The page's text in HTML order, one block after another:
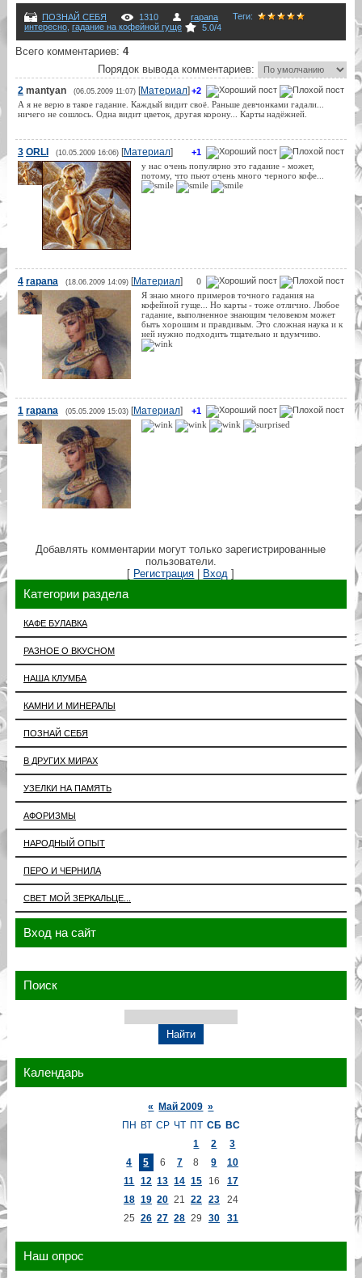
ПОЗНАЙ СЕБЯ 1310 rapana Теги:
интересно, гадание на кофейной гуще 5.0/4
Всего комментариев: 4
Порядок вывода комментариев:
+2
2 mantyan (06.05.2009 11:07)[Материал]
А я не верю в такое гадание. Каждый видит своё. Раньше девчонками гадали...
ничего не сошлось. Одна видит цветок, другая корону... Карты надёжней.
+1
3 ORLI (10.05.2009 16:06)[Материал]
у нас очень популярно это гадание - может,
потому, что пьют очень много черного кофе...
0
4 rapana (18.06.2009 14:09)[Материал]
Я знаю много примеров точного гадания на
кофейной гуще... Но карты - тоже отлично. Любое
гадание, выполненное знающим человеком может
быть хорошим и правдивым. Это сложная наука и к
ней нужно подходить тщательно и вдумчиво.
+1
1 rapana (05.05.2009 15:03)[Материал]
Добавлять комментарии могут только зарегистрированные
пользователи.
[ Регистрация | Вход ]
Категории раздела
КАФЕ БУЛАВКА
РАЗНОЕ О ВКУСНОМ
НАША КЛУМБА
КАМНИ И МИНЕРАЛЫ
ПОЗНАЙ СЕБЯ
В ДРУГИХ МИРАХ
УЗЕЛКИ НА ПАМЯТЬ
АФОРИЗМЫ
НАРОДНЫЙ ОПЫТ
ПЕРО И ЧЕРНИЛА
СВЕТ МОЙ ЗЕРКАЛЬЦЕ...
Вход на сайт
Поиск
Календарь
« Май 2009 »
ПН ВТ СР ЧТ ПТ СБ ВС
1
2
3
4
5 6 7 8 9
10
11
12 13 14 15 16
17
18 19 20 21 22 23
24
25 26 27 28 29 30 31
Наш опрос